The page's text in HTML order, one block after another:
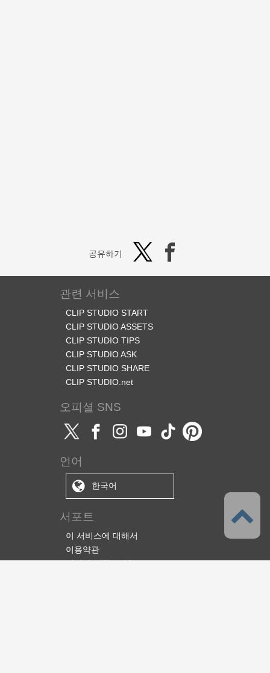
공유하기
관련 서비스
CLIP STUDIO START
CLIP STUDIO ASSETS
CLIP STUDIO TIPS
CLIP STUDIO ASK
CLIP STUDIO SHARE
CLIP STUDIO.net
오피셜 SNS
언어
한국어
서포트
이 서비스에 대해서
이용약관
개인정보 취급방침